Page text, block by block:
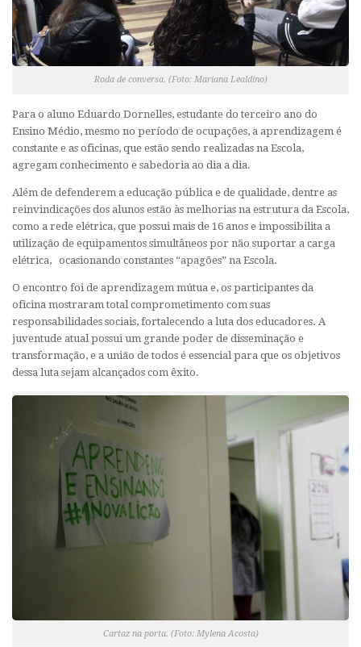
Roda de conversa. (Foto: Mariana Lealdino)
Para o aluno Eduardo Dornelles, estudante do terceiro ano do
Ensino Médio, mesmo no período de ocupações, a aprendizagem é
constante e as oficinas, que estão sendo realizadas na Escola,
agregam conhecimento e sabedoria ao dia a dia.
Além de defenderem a educação pública e de qualidade, dentre as
reinvindicações dos alunos estão às melhorias na estrutura da Escola,
como a rede elétrica, que possui mais de 16 anos e impossibilita a
utilização de equipamentos simultâneos por não suportar a carga
elétrica, ocasionando constantes “apagões” na Escola.
O encontro foi de aprendizagem mútua e, os participantes da
oficina mostraram total comprometimento com suas
responsabilidades sociais, fortalecendo a luta dos educadores. A
juventude atual possui um grande poder de disseminação e
transformação, e a união de todos é essencial para que os objetivos
dessa luta sejam alcançados com êxito.
Cartaz na porta. (Foto: Mylena Acosta)